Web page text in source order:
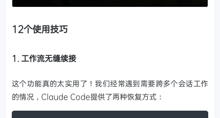
12个使用技巧
1. 工作流无缝续接
这个功能真的太实用了！我们经常遇到需要跨多个会话工作
的情况，Claude Code提供了两种恢复方式：